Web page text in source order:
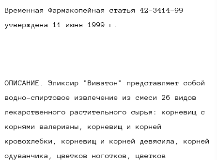
Временная Фармакопейная статья 42-3414-99
утверждена 11 июня 1999 г.​
ОПИСАНИЕ. Эликсир "Виватон" представляет собой
водно-спиртовое извлечение из смеси 26 видов
лекарственного растительного сырья: корневищ с
корнями валерианы, корневищ и корней
кровохлебки, корневищ и корней девясила, корней
одуванчика, цветков ноготков, цветков